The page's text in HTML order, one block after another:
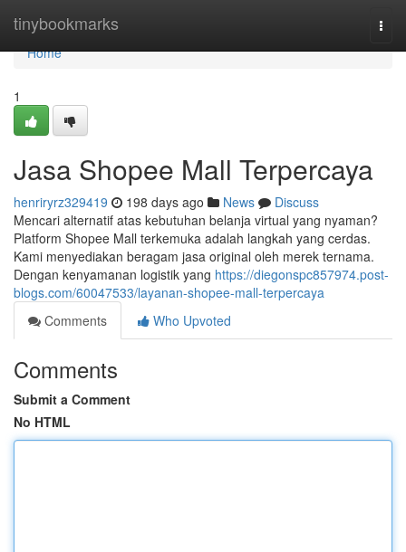
tinybookmarks
Home
Home
1
Jasa Shopee Mall Terpercaya
henriryrz329419 198 days ago News
Discuss
Mencari alternatif atas kebutuhan belanja virtual yang nyaman?
Platform Shopee Mall terkemuka adalah langkah yang cerdas.
Kami menyediakan beragam jasa original oleh merek ternama.
Dengan kenyamanan logistik yang https://diegonspc857974.post-
blogs.com/60047533/layanan-shopee-mall-terpercaya
Comments
Who Upvoted
Comments
Submit a Comment
No HTML